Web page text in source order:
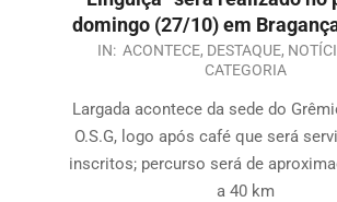
domingo (27/10) em
IN: ACONTECE, DESTAQUE,
CATEGORIA
Largada acontece da sede do
O.S.G, logo após café que será
inscritos; percurso será de
a 40 km